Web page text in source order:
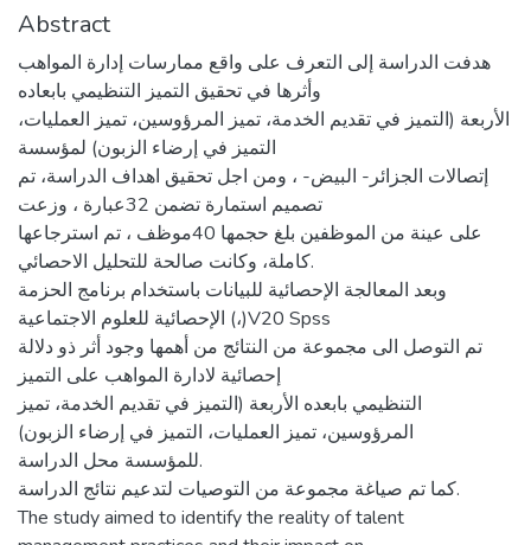
Abstract
هدفت الدراسة إلى التعرف على واقع ممارسات إدارة المواهب
وأثرها في تحقيق التميز التنظيمي بابعاده
الأربعة (التميز في تقديم الخدمة، تميز المرؤوسين، تميز العمليات،
التميز في إرضاء الزبون) لمؤسسة
إتصالات الجزائر- البيض- ، ومن اجل تحقيق اهداف الدراسة، تم
تصميم استمارة تضمن 32عبارة ، وزعت
على عينة من الموظفين بلغ حجمها 40موظف ، تم استرجاعها
كاملة، وكانت صالحة للتحليل الاحصائي.
وبعد المعالجة الإحصائية للبيانات باستخدام برنامج الحزمة
الإحصائية للعلوم الاجتماعية (،)V20 Spss
تم التوصل الى مجموعة من النتائج من أهمها وجود أثر ذو دلالة
إحصائية لادارة المواهب على التميز
التنظيمي بابعده الأربعة (التميز في تقديم الخدمة، تميز
المرؤوسين، تميز العمليات، التميز في إرضاء الزبون)
للمؤسسة محل الدراسة.
كما تم صياغة مجموعة من التوصيات لتدعيم نتائج الدراسة.
The study aimed to identify the reality of talent